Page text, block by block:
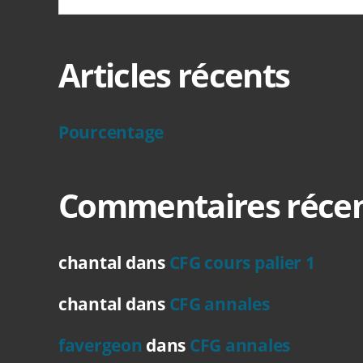
Articles récents
Pourcentage
Commentaires
chantal dans CFG cours palier 1
chantal dans CFG annales
favergeon dans CFG annales